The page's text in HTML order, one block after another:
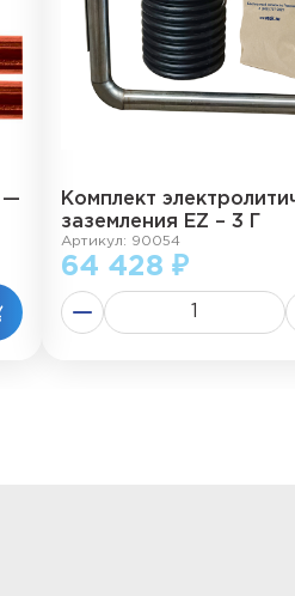
—
Комплект
заземления EZ – 3 Г
Артикул: 90054
64 428 ₽